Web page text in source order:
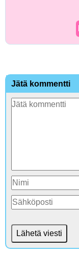
Jätä kommentti